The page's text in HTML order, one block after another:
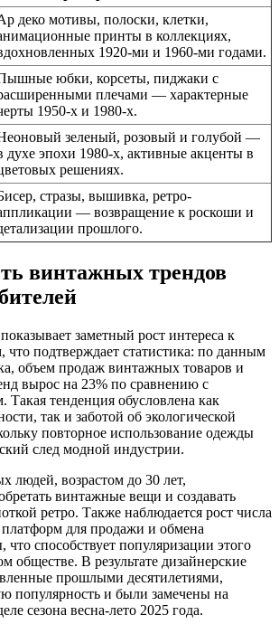
деко мотивы, полоски, клетки,
принты в коллекциях,
1920-ми и 1960-ми годами.
юбки, корсеты, пиджаки с
плечами — характерные
1950-х и 1980-х.
зеленый, розовый и голубой —
духе эпохи 1980-х, активные акценты в
решениях.
стразы, вышивка, ретро-
— возвращение к роскоши и
прошлого.
винтажных трендов
заметный рост интереса к
подтверждает статистика: по данным
объем продаж винтажных товаров и
вырос на 23% по сравнению с
тенденция обусловлена как
так и заботой об экологической
повторное использование одежды
след модной индустрии.
людей, возрастом до 30 лет,
винтажные вещи и создавать
ретро. Также наблюдается рост числа
для продажи и обмена
способствует популяризации этого
обществе. В результате дизайнерские
прошлыми десятилетиями,
популярность и были замечены на
сезона весна-лето 2025 года.